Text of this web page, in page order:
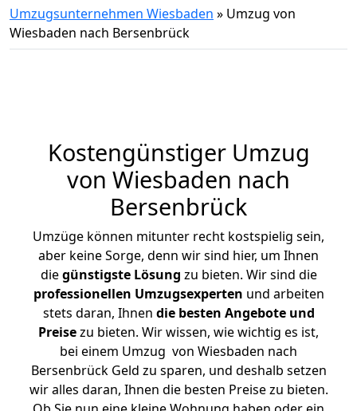
Umzugsunternehmen Wiesbaden » Umzug von
Wiesbaden nach Bersenbrück
Kostengünstiger Umzug
von Wiesbaden nach
Bersenbrück
Umzüge können mitunter recht kostspielig sein,
aber keine Sorge, denn wir sind hier, um Ihnen
diegünstigste Lösung zu bieten. Wir sind die
professionellen Umzugsexperten und arbeiten
stets daran, Ihnen die besten Angebote und
Preisezu bieten. Wir wissen, wie wichtig es ist,
bei einem Umzug von Wiesbaden nach
Bersenbrück Geld zu sparen, und deshalb setzen
wir alles daran, Ihnen die besten Preise zu bieten.